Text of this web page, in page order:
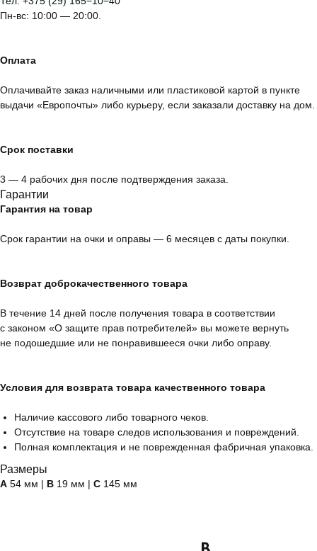
Пн-вс: 10:00 — 20:00.
Оплата
Оплачивайте заказ наличными или пластиковой картой в пункте
выдачи «Европочты» либо курьеру, если заказали доставку на дом.
Срок поставки
3 — 4 рабочих дня после подтверждения заказа.
Гарантии
Гарантия на товар
Срок гарантии на очки и оправы — 6 месяцев с даты покупки.
Возврат доброкачественного товара
В течение 14 дней после получения товара в соответствии
с законом «О защите прав потребителей» вы можете вернуть
не подошедшие или не понравившееся очки либо оправу.
Условия для возврата товара качественного товара
Наличие кассового либо товарного чеков.
Отсутствие на товаре следов использования и повреждений.
Полная комплектация и не поврежденная фабричная упаковка.
Размеры
А 54 мм | B 19 мм | C 145 мм